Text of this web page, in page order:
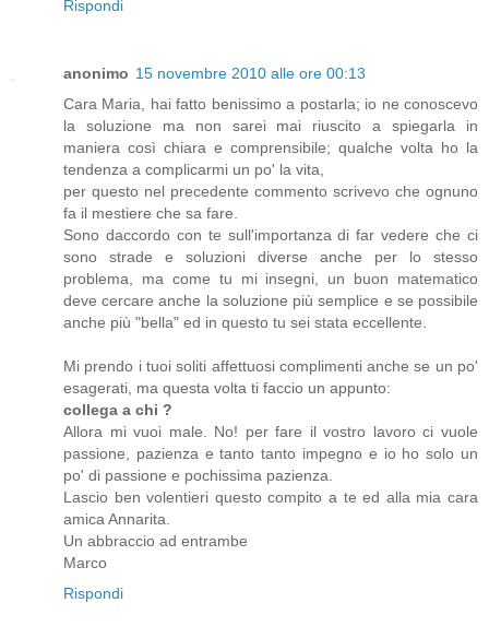
Rispondi
anonimo 15 novembre 2010 alle ore 00:13
Cara Maria, hai fatto benissimo a postarla; io ne conoscevo
la soluzione ma non sarei mai riuscito a spiegarla in
maniera così chiara e comprensibile; qualche volta ho la
tendenza a complicarmi un po' la vita,
per questo nel precedente commento scrivevo che ognuno
fa il mestiere che sa fare.
Sono daccordo con te sull'importanza di far vedere che ci
sono strade e soluzioni diverse anche per lo stesso
problema, ma come tu mi insegni, un buon matematico
deve cercare anche la soluzione più semplice e se possibile
anche più "bella" ed in questo tu sei stata eccellente.
Mi prendo i tuoi soliti affettuosi complimenti anche se un po'
esagerati, ma questa volta ti faccio un appunto:
collega a chi ?
Allora mi vuoi male. No! per fare il vostro lavoro ci vuole
passione, pazienza e tanto tanto impegno e io ho solo un
po' di passione e pochissima pazienza.
Lascio ben volentieri questo compito a te ed alla mia cara
amica Annarita.
Un abbraccio ad entrambe
Marco
Rispondi